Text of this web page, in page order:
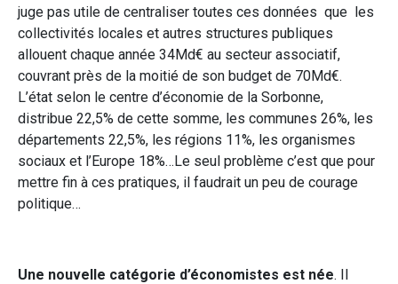
juge pas utile de centraliser toutes ces données que les
collectivités locales et autres structures publiques
allouent chaque année 34Md€ au secteur associatif,
couvrant près de la moitié de son budget de 70Md€.
L’état selon le centre d’économie de la Sorbonne,
distribue 22,5% de cette somme, les communes 26%, les
départements 22,5%, les régions 11%, les organismes
sociaux et l’Europe 18%…Le seul problème c’est que pour
mettre fin à ces pratiques, il faudrait un peu de courage
politique…
Une nouvelle catégorie d’économistes est née. Il